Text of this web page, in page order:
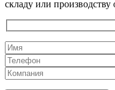
складу или производству